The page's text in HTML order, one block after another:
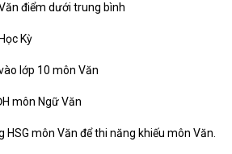
điểm dưới trung bình
Kỳ
lớp 10 môn Văn
môn Ngữ Văn
HSG môn Văn để thi năng khiếu môn Văn.